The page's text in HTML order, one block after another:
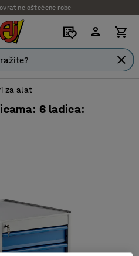
ne oštećene robe
garancije
za alat
6 ladica: